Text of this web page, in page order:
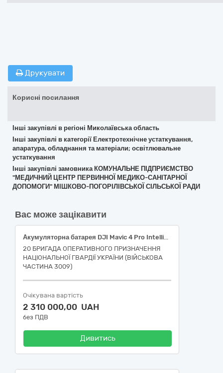
Друкувати
Корисні посилання
Інші закупівлі в регіоні Миколаївська область
Інші закупівлі в категорії Електротехнічне устаткування,
апаратура, обладнання та матеріали; освітлювальне
устаткування
Інші закупівлі замовника КОМУНАЛЬНЕ ПІДПРИЄМСТВО
"МЕДИЧНИЙ ЦЕНТР ПЕРВИННОЇ МЕДИКО-САНІТАРНОЇ
ДОПОМОГИ" МІШКОВО-ПОГОРІЛІВСЬКОЇ СІЛЬСЬКОЇ РАДИ
Вас може зацікавити
Акумуляторна батарея DJI Mavic 4 Pro Intelligent Flight Battery (CP.MA.00000845.01)
20 БРИГАДА ОПЕРАТИВНОГО ПРИЗНАЧЕННЯ
НАЦІОНАЛЬНОЇ ГВАРДІЇ УКРАЇНИ (ВІЙСЬКОВА
ЧАСТИНА 3009)
Очікувана вартість
2 310 000,00 UAH
без ПДВ
Дивитись